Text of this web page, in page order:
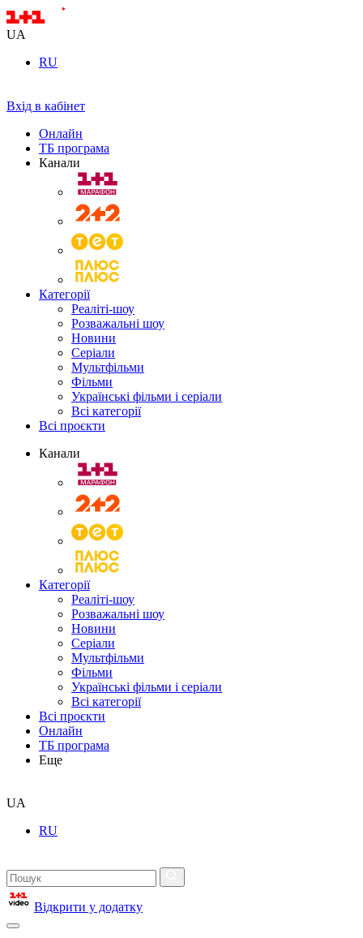
UA
RU
Вхід в кабінет
Онлайн
ТБ програма
Канали
Категорії
Реаліті-шоу
Розважальні шоу
Новини
Серіали
Мультфільми
Фільми
Українські фільми і серіали
Всі категорії
Всі проєкти
Канали
Категорії
Реаліті-шоу
Розважальні шоу
Новини
Серіали
Мультфільми
Фільми
Українські фільми і серіали
Всі категорії
Всі проєкти
Онлайн
ТБ програма
Еще
UA
RU
Відкрити у додатку